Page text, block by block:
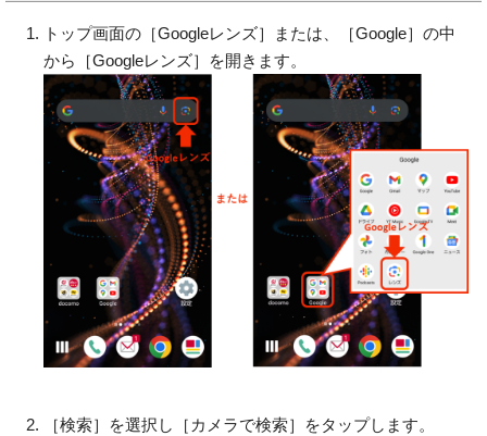
トップ画面の［Googleレンズ］または、［Google］の中
から［Googleレンズ］を開きます。
［検索］を選択し［カメラで検索］をタップします。